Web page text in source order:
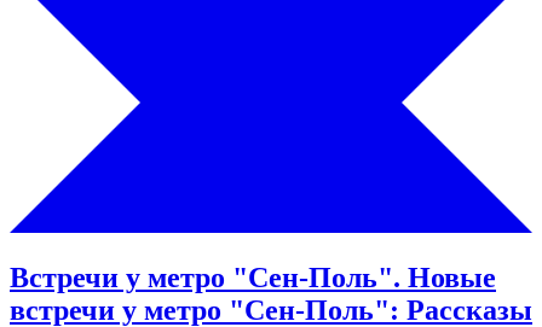
Встречи у метро "Сен-Поль". Новые
встречи у метро "Сен-Поль": Рассказы